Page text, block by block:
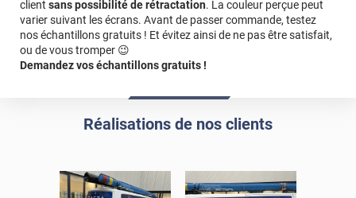
client sans possibilité de rétractation. La couleur perçue peut
varier suivant les écrans. Avant de passer commande, testez
nos échantillons gratuits ! Et évitez ainsi de ne pas être satisfait,
ou de vous tromper 😉
Demandez vos échantillons gratuits !
Réalisations de nos clients
création ou de retouche graphique peut entrainer un surcoût.
Référence produit :IPC017x.